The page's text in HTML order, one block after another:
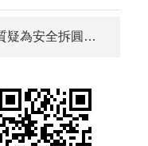
圓環，首日車禍頻傳（昨日車禍與新路型有多大的關係）
萬的委託研究案還沒結案，就要拆公館圓環？